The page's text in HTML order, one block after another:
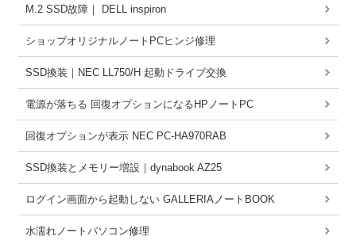
M.2 SSD故障｜ DELL inspiron
ショップオリジナルノートPCヒンジ修理
SSD換装｜NEC LL750/H 起動ドライブ交換
電源が落ちる 回復オプションになるHPノートPC
回復オプションが表示 NEC PC-HA970RAB
SSD換装とメモリー増設｜dynabook AZ25
ログイン画面から起動しない GALLERIAノートBOOK
水濡れノートパソコン修理